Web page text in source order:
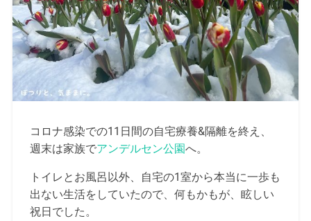
コロナ感染での11日間の自宅療養&隔離を終え、
週末は家族でアンデルセン公園へ。
トイレとお風呂以外、自宅の1室から本当に一歩も
出ない生活をしていたので、何もかもが、眩しい
祝日でした。